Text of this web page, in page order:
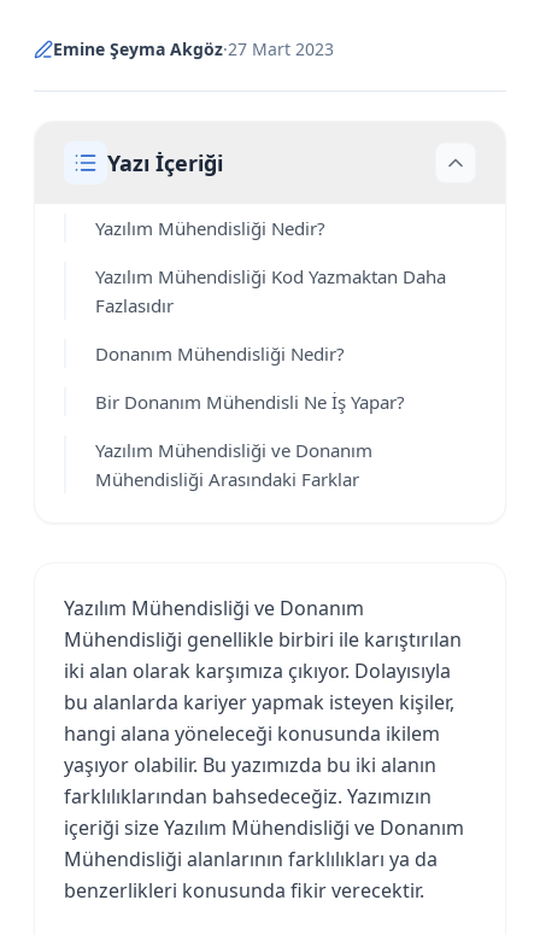
Emine Şeyma Akgöz·27 Mart 2023
Yazı İçeriği
Yazılım Mühendisliği Nedir?
Yazılım Mühendisliği Kod Yazmaktan Daha
Fazlasıdır
Donanım Mühendisliği Nedir?
Bir Donanım Mühendisli Ne İş Yapar?
Yazılım Mühendisliği ve Donanım
Mühendisliği Arasındaki Farklar
Yazılım Mühendisliği ve Donanım
Mühendisliği genellikle birbiri ile karıştırılan
iki alan olarak karşımıza çıkıyor. Dolayısıyla
bu alanlarda kariyer yapmak isteyen kişiler,
hangi alana yöneleceği konusunda ikilem
yaşıyor olabilir. Bu yazımızda bu iki alanın
farklılıklarından bahsedeceğiz. Yazımızın
içeriği size Yazılım Mühendisliği ve Donanım
Mühendisliği alanlarının farklılıkları ya da
benzerlikleri konusunda fikir verecektir.